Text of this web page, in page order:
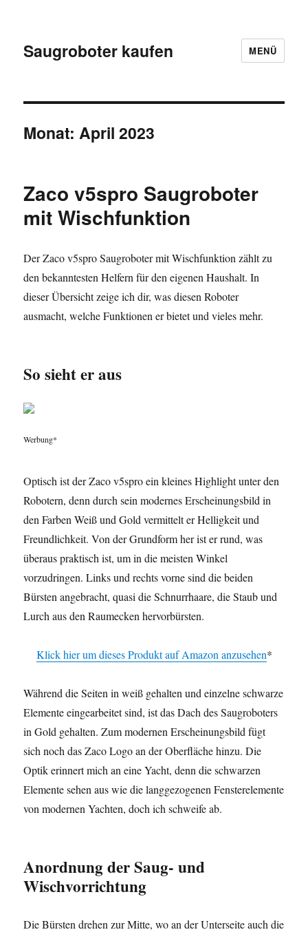
Saugroboter kaufen MENÜ
Monat:April 2023
Zaco v5spro Saugroboter
mit Wischfunktion
Der Zaco v5spro Saugroboter mit Wischfunktion zählt zu
den bekanntesten Helfern für den eigenen Haushalt. In
dieser Übersicht zeige ich dir, was diesen Roboter
ausmacht, welche Funktionen er bietet und vieles mehr.
So sieht er aus
Werbung*
Optisch ist der Zaco v5spro ein kleines Highlight unter den
Robotern, denn durch sein modernes Erscheinungsbild in
den Farben Weiß und Gold vermittelt er Helligkeit und
Freundlichkeit. Von der Grundform her ist er rund, was
überaus praktisch ist, um in die meisten Winkel
vorzudringen. Links und rechts vorne sind die beiden
Bürsten angebracht, quasi die Schnurrhaare, die Staub und
Lurch aus den Raumecken hervorbürsten.
Klick hier um dieses Produkt auf Amazon anzusehen*
Während die Seiten in weiß gehalten und einzelne schwarze
Elemente eingearbeitet sind, ist das Dach des Saugroboters
in Gold gehalten. Zum modernen Erscheinungsbild fügt
sich noch das Zaco Logo an der Oberfläche hinzu. Die
Optik erinnert mich an eine Yacht, denn die schwarzen
Elemente sehen aus wie die langgezogenen Fensterelemente
von modernen Yachten, doch ich schweife ab.
Anordnung der Saug- und
Wischvorrichtung
Die Bürsten drehen zur Mitte, wo an der Unterseite auch die